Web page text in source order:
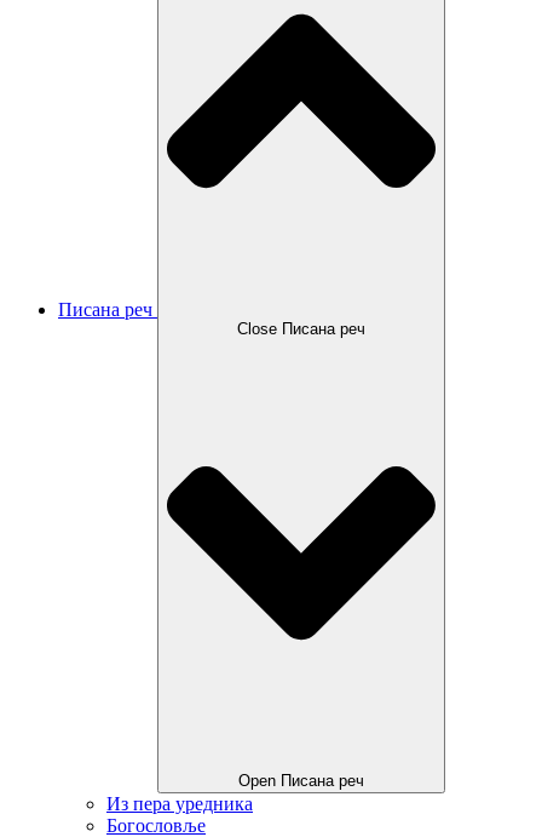
Писана реч
Close Писана реч
Open Писана реч
Из пера уредника
Богословље